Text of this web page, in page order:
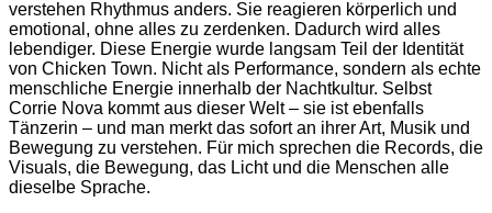
verstehen Rhythmus anders. Sie reagieren körperlich und
emotional, ohne alles zu zerdenken. Dadurch wird alles
lebendiger. Diese Energie wurde langsam Teil der Identität
von Chicken Town. Nicht als Performance, sondern als echte
menschliche Energie innerhalb der Nachtkultur. Selbst
Corrie Nova kommt aus dieser Welt – sie ist ebenfalls
Tänzerin – und man merkt das sofort an ihrer Art, Musik und
Bewegung zu verstehen. Für mich sprechen die Records, die
Visuals, die Bewegung, das Licht und die Menschen alle
dieselbe Sprache.